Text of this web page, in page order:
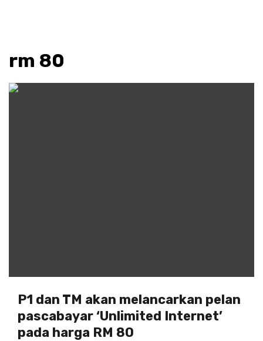
rm 80
P1 dan TM akan melancarkan pelan
pascabayar ‘Unlimited Internet’
pada harga RM 80